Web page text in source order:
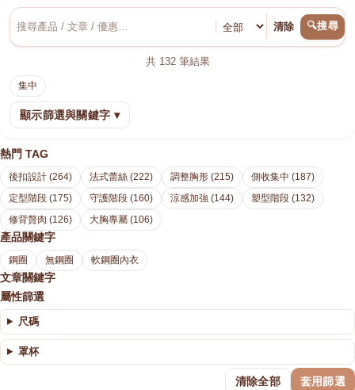
清除 🔍搜尋
共 132筆結果
集中
顯示篩選與關鍵字 ▾
熱門 TAG
後扣設計 (264) 法式蕾絲 (222) 調整胸形 (215)
側收集中 (187)
定型階段 (175)
守護階段 (160) 涼感加強 (144)
塑型階段 (132)
修背贅肉 (126)
大胸專屬 (106)
產品關鍵字
鋼圈 無鋼圈 軟鋼圈內衣
文章關鍵字
屬性篩選
尺碼
罩杯
清除全部
套用篩選